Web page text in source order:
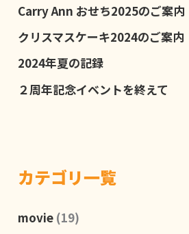
Carry Ann おせち2025のご案内
クリスマスケーキ2024のご案内
2024年夏の記録
２周年記念イベントを終えて
カテゴリ一覧
movie (19)